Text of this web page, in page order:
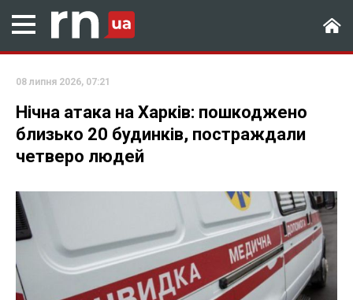
08 липня 2026, 07:21
Нічна атака на Харків: пошкоджено
близько 20 будинків, постраждали
четверо людей